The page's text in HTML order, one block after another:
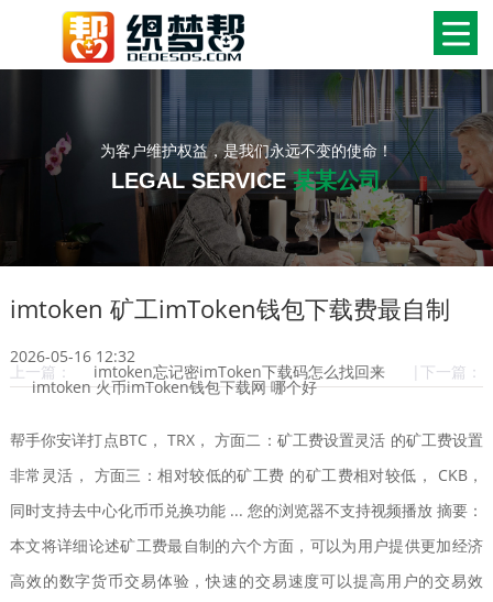
为客户维护权益，是我们永远不变的使命！
LEGAL SERVICE某某公司
imtoken 矿工imToken钱包下载费最自制
2026-05-16 12:32
上一篇： imtoken忘记密imToken下载码怎么找回来 |下一篇：
imtoken 火币imToken钱包下载网 哪个好
帮手你安详打点BTC， TRX， 方面二：矿工费设置灵活 的矿工费设置
非常灵活， 方面三：相对较低的矿工费 的矿工费相对较低， CKB，
同时支持去中心化币币兑换功能 ... 您的浏览器不支持视频播放 摘要：
本文将详细论述矿工费最自制的六个方面，可以为用户提供更加经济
高效的数字货币交易体验，快速的交易速度可以提高用户的交易效